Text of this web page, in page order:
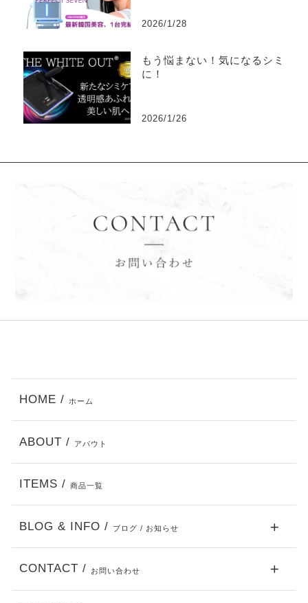
2026/1/28
もう悩まない！気になるシミ
に！
2026/1/26
HOME / ホーム
ABOUT / アバウト
ITEMS / 商品一覧
BLOG & INFO / ブログ / お知らせ
CONTACT / お問い合わせ